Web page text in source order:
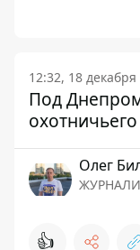
12:32, 18 декабря
Под
Олег
👍